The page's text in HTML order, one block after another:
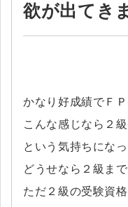
欲が出てき
かなり好成績でＦ
こんな感じなら２
という気持ちにな
どうせなら２級ま
ただ２級の受験資